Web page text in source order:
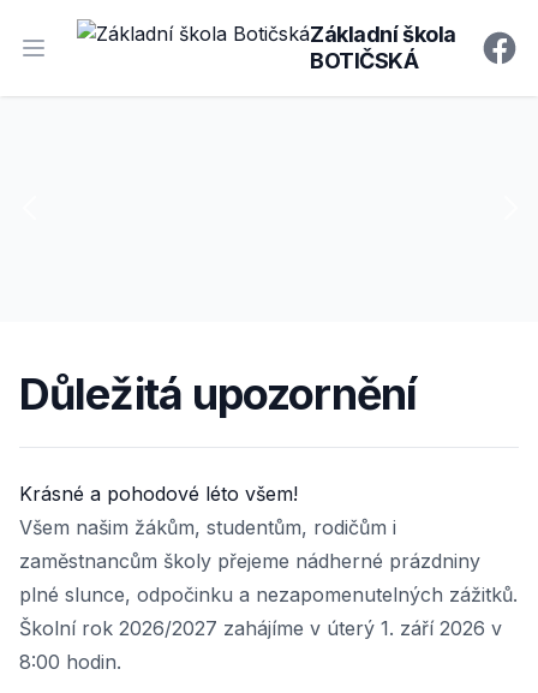
Open main menu
Základní škola
BOTIČSKÁ
Důležitá upozornění
Krásné a pohodové léto všem!
Všem našim žákům, studentům, rodičům i
zaměstnancům školy přejeme nádherné prázdniny
plné slunce, odpočinku a nezapomenutelných zážitků.
Školní rok 2026/2027 zahájíme v úterý 1. září 2026 v
8:00 hodin.